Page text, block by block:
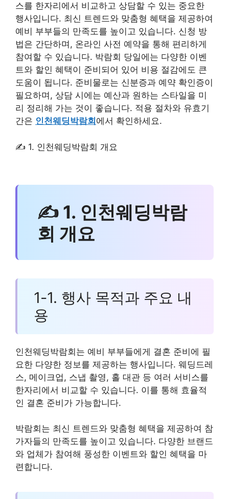
스를 한자리에서 비교하고 상담할 수 있는 중요한
행사입니다. 최신 트렌드와 맞춤형 혜택을 제공하여
예비 부부들의 만족도를 높이고 있습니다. 신청 방
법은 간단하며, 온라인 사전 예약을 통해 편리하게
참여할 수 있습니다. 박람회 당일에는 다양한 이벤
트와 할인 혜택이 준비되어 있어 비용 절감에도 큰
도움이 됩니다. 준비물로는 신분증과 예약 확인증이
필요하며, 상담 시에는 예산과 원하는 스타일을 미
리 정리해 가는 것이 좋습니다. 적용 절차와 유효기
간은 인천웨딩박람회 에서 확인하세요.
✍ 1. 인천웨딩박람회 개요
✍ 1. 인천웨딩박람
회 개요
1-1. 행사 목적과 주요 내
용
인천웨딩박람회는 예비 부부들에게 결혼 준비에 필
요한 다양한 정보를 제공하는 행사입니다. 웨딩드레
스, 메이크업, 스냅 촬영, 홀 대관 등 여러 서비스를
한자리에서 비교할 수 있습니다. 이를 통해 효율적
인 결혼 준비가 가능합니다.
박람회는 최신 트렌드와 맞춤형 혜택을 제공하여 참
가자들의 만족도를 높이고 있습니다. 다양한 브랜드
와 업체가 참여해 풍성한 이벤트와 할인 혜택을 마
련합니다.